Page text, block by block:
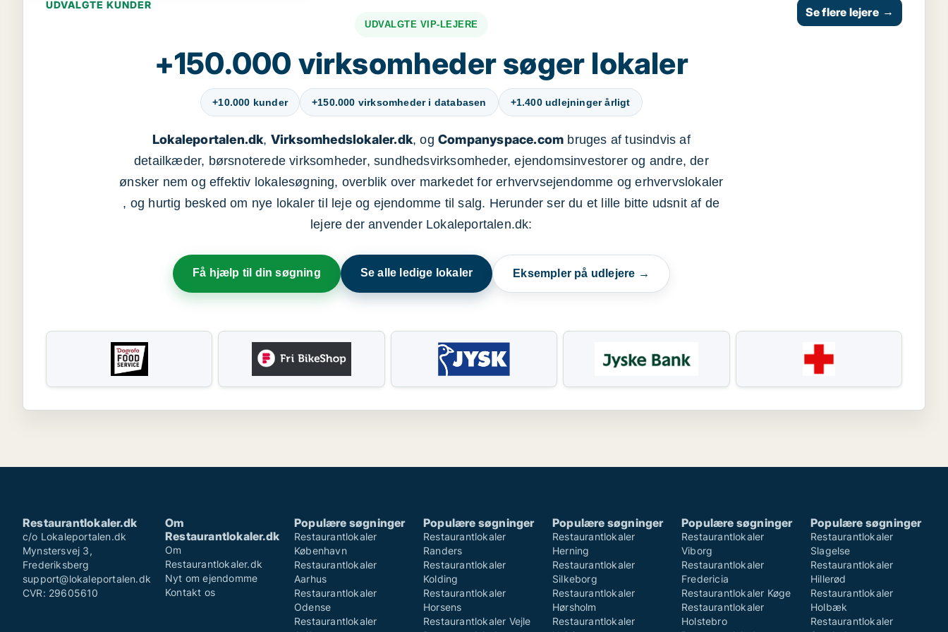
UDVALGTE KUNDER
UDVALGTE VIP-LEJERE
+150.000 virksomheder søger lokaler
+10.000 kunder +150.000 virksomheder i databasen +1.400 udlejninger årligt
Lokaleportalen.dk, Virksomhedslokaler.dk, og Companyspace.com bruges af tusindvis af
detailkæder, børsnoterede virksomheder, sundhedsvirksomheder, ejendomsinvestorer og andre, der
ønsker nem og effektiv lokalesøgning, overblik over markedet for erhvervsejendomme og erhvervslokaler
, og hurtig besked om nye lokaler til leje og ejendomme til salg. Herunder ser du et lille bitte udsnit af de
lejere der anvender Lokaleportalen.dk:
Få hjælp til din søgning Se alle ledige lokaler Eksempler på udlejere →
Se flere lejere →
Restaurantlokaler.dk
c/o Lokaleportalen.dk
Mynstersvej 3,
Frederiksberg
support@lokaleportalen.dk
CVR: 29605610
Om
Restaurantlokaler.dk
Om
Restaurantlokaler.dk
Nyt om ejendomme
Kontakt os
Populære søgninger
Restaurantlokaler
København
Restaurantlokaler
Aarhus
Restaurantlokaler
Odense
Restaurantlokaler
Populære søgninger
Restaurantlokaler
Randers
Restaurantlokaler
Kolding
Restaurantlokaler
Horsens
Restaurantlokaler Vejle
Populære søgninger
Restaurantlokaler
Herning
Restaurantlokaler
Silkeborg
Restaurantlokaler
Hørsholm
Restaurantlokaler
Populære søgninger
Restaurantlokaler
Viborg
Restaurantlokaler
Fredericia
Restaurantlokaler Køge
Restaurantlokaler
Holstebro
Populære søgninger
Restaurantlokaler
Slagelse
Restaurantlokaler
Hillerød
Restaurantlokaler
Holbæk
Restaurantlokaler